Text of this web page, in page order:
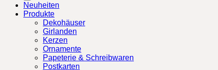
Neuheiten
Produkte
Dekohäuser
Girlanden
Kerzen
Ornamente
Papeterie & Schreibwaren
Postkarten